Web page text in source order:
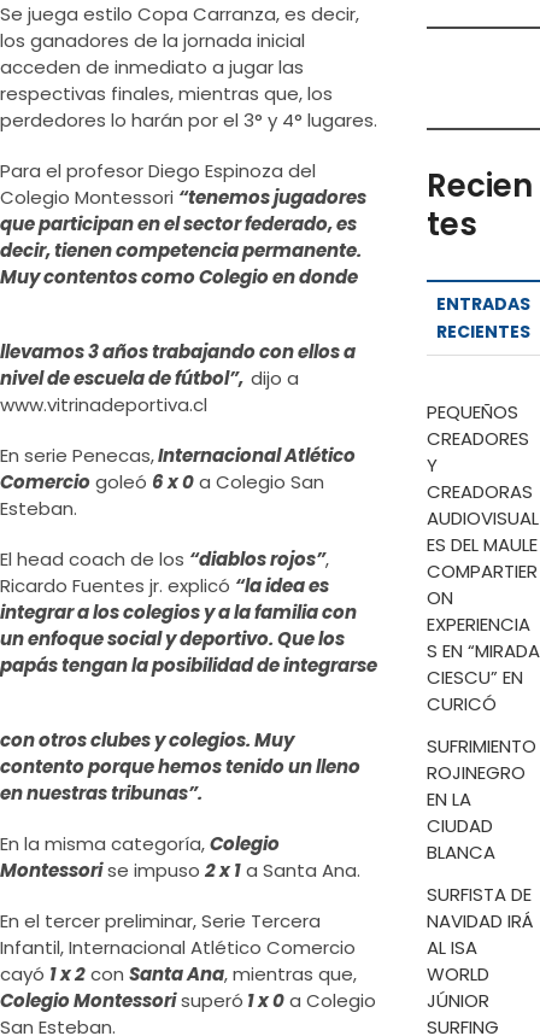
Se juega estilo Copa Carranza, es decir,
los ganadores de la jornada inicial
acceden de inmediato a jugar las
respectivas finales, mientras que, los
perdedores lo harán por el 3° y 4° lugares.
Para el profesor Diego Espinoza del
Colegio Montessori “tenemos jugadores
que participan en el sector federado, es
decir, tienen competencia permanente.
Muycontentos como Colegio en donde
llevamos 3 años trabajando con ellos a
nivel de escuela de fútbol”, dijo a
www.vitrinadeportiva.cl
En serie Penecas,Internacional Atlético
Comerciogoleó 6 x 0a Colegio San
Esteban.
El head coach de los “diablos rojos”,
Ricardo Fuentes jr. explicó “la idea es
integrar a los colegios y a la familia con
un enfoque social y deportivo. Que los
papástengan la posibilidad de integrarse
con otros clubes y colegios. Muy
contento porque hemos tenido un lleno
en nuestras tribunas”.
En la misma categoría,Colegio
Montessorise impuso 2 x 1a Santa Ana.
En el tercer preliminar, Serie Tercera
Infantil, Internacional Atlético Comercio
cayó 1 x 2con Santa Ana, mientras que,
Colegio Montessorisuperó 1 x 0a Colegio
San Esteban.
Recien
tes
ENTRADAS
RECIENTES
PEQUEÑOS
CREADORES
Y
CREADORAS
AUDIOVISUAL
ES DEL MAULE
COMPARTIER
ON
EXPERIENCIA
S EN “MIRADA
CIESCU” EN
CURICÓ
SUFRIMIENTO
ROJINEGRO
EN LA
CIUDAD
BLANCA
SURFISTA DE
NAVIDAD IRÁ
AL ISA
WORLD
JÚNIOR
SURFING